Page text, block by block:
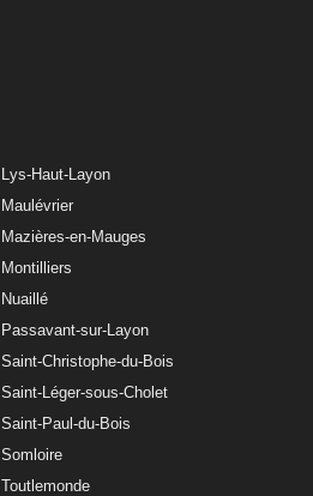
Lys-Haut-Layon
Maulévrier
Mazières-en-Mauges
Montilliers
Nuaillé
Passavant-sur-Layon
Saint-Christophe-du-Bois
Saint-Léger-sous-Cholet
Saint-Paul-du-Bois
Somloire
Toutlemonde